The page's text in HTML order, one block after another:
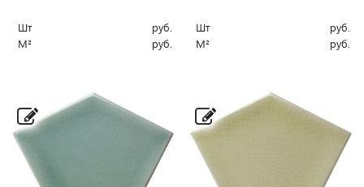
Шт
руб.
М²
руб.
Шт
руб.
М²
руб.